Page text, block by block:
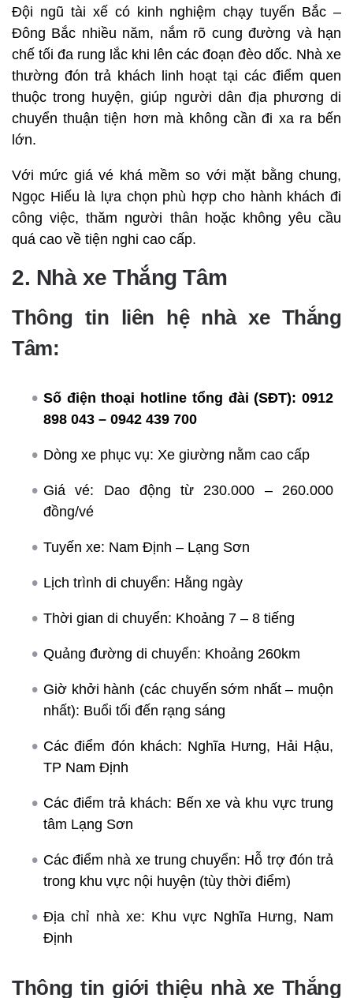
Đội ngũ tài xế có kinh nghiệm chạy tuyến Bắc –
Đông Bắc nhiều năm, nắm rõ cung đường và hạn
chế tối đa rung lắc khi lên các đoạn đèo dốc. Nhà xe
thường đón trả khách linh hoạt tại các điểm quen
thuộc trong huyện, giúp người dân địa phương di
chuyển thuận tiện hơn mà không cần đi xa ra bến
lớn.
Với mức giá vé khá mềm so với mặt bằng chung,
Ngọc Hiếu là lựa chọn phù hợp cho hành khách đi
công việc, thăm người thân hoặc không yêu cầu
quá cao về tiện nghi cao cấp.
2. Nhà xe Thắng Tâm
Thông tin liên hệ nhà xe Thắng
Tâm:
Số điện thoại hotline tổng đài (SĐT): 0912
898 043 – 0942 439 700
Dòng xe phục vụ: Xe giường nằm cao cấp
Giá vé: Dao động từ 230.000 – 260.000
đồng/vé
Tuyến xe: Nam Định – Lạng Sơn
Lịch trình di chuyển: Hằng ngày
Thời gian di chuyển: Khoảng 7 – 8 tiếng
Quảng đường di chuyển: Khoảng 260km
Giờ khởi hành (các chuyến sớm nhất – muộn
nhất): Buổi tối đến rạng sáng
Các điểm đón khách: Nghĩa Hưng, Hải Hậu,
TP Nam Định
Các điểm trả khách: Bến xe và khu vực trung
tâm Lạng Sơn
Các điểm nhà xe trung chuyển: Hỗ trợ đón trả
trong khu vực nội huyện (tùy thời điểm)
Địa chỉ nhà xe: Khu vực Nghĩa Hưng, Nam
Định
Thông tin giới thiệu nhà xe Thắng